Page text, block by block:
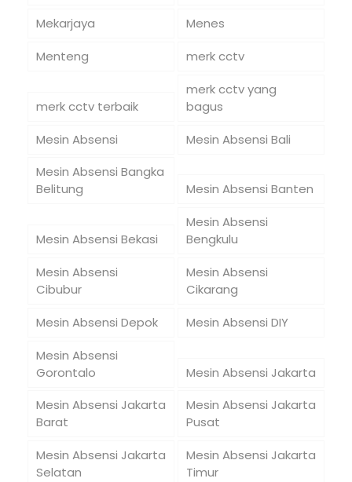
Mekarjaya
Menes
Menteng
merk cctv
merk cctv terbaik
merk cctv yang
bagus
Mesin Absensi
Mesin Absensi Bali
Mesin Absensi Bangka
Belitung
Mesin Absensi Banten
Mesin Absensi Bekasi
Mesin Absensi
Bengkulu
Mesin Absensi
Cibubur
Mesin Absensi
Cikarang
Mesin Absensi Depok
Mesin Absensi DIY
Mesin Absensi
Gorontalo
Mesin Absensi Jakarta
Mesin Absensi Jakarta
Barat
Mesin Absensi Jakarta
Pusat
Mesin Absensi Jakarta
Selatan
Mesin Absensi Jakarta
Timur